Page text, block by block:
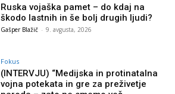
Ruska vojaška pamet – do kdaj na
škodo lastnih in še bolj drugih ljudi?
Gašper Blažič - 9. avgusta, 2026
Fokus
(INTERVJU) “Medijska in protinatalna
vojna potekata in gre za preživetje